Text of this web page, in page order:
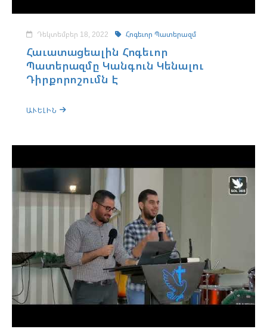
Դեկտեմբեր 18, 2022 Հոգեւոր Պատերազմ
Հաւատացեալին Հոգեւոր
Պատերազմը Կանգուն Կենալու
Դիրքորոշումն Է
ԱՒԵԼԻՆ